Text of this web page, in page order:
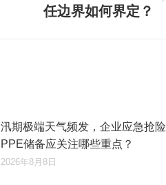
任边界如何界定？
汛期极端天气频发，企业应急抢险
PPE储备应关注哪些重点？
2026年8月8日